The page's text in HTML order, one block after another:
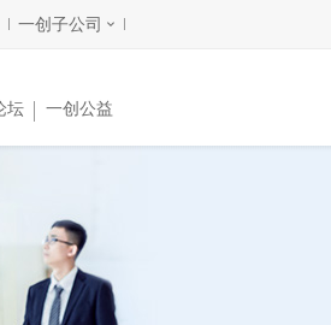
一创子公司
坛 一创公益